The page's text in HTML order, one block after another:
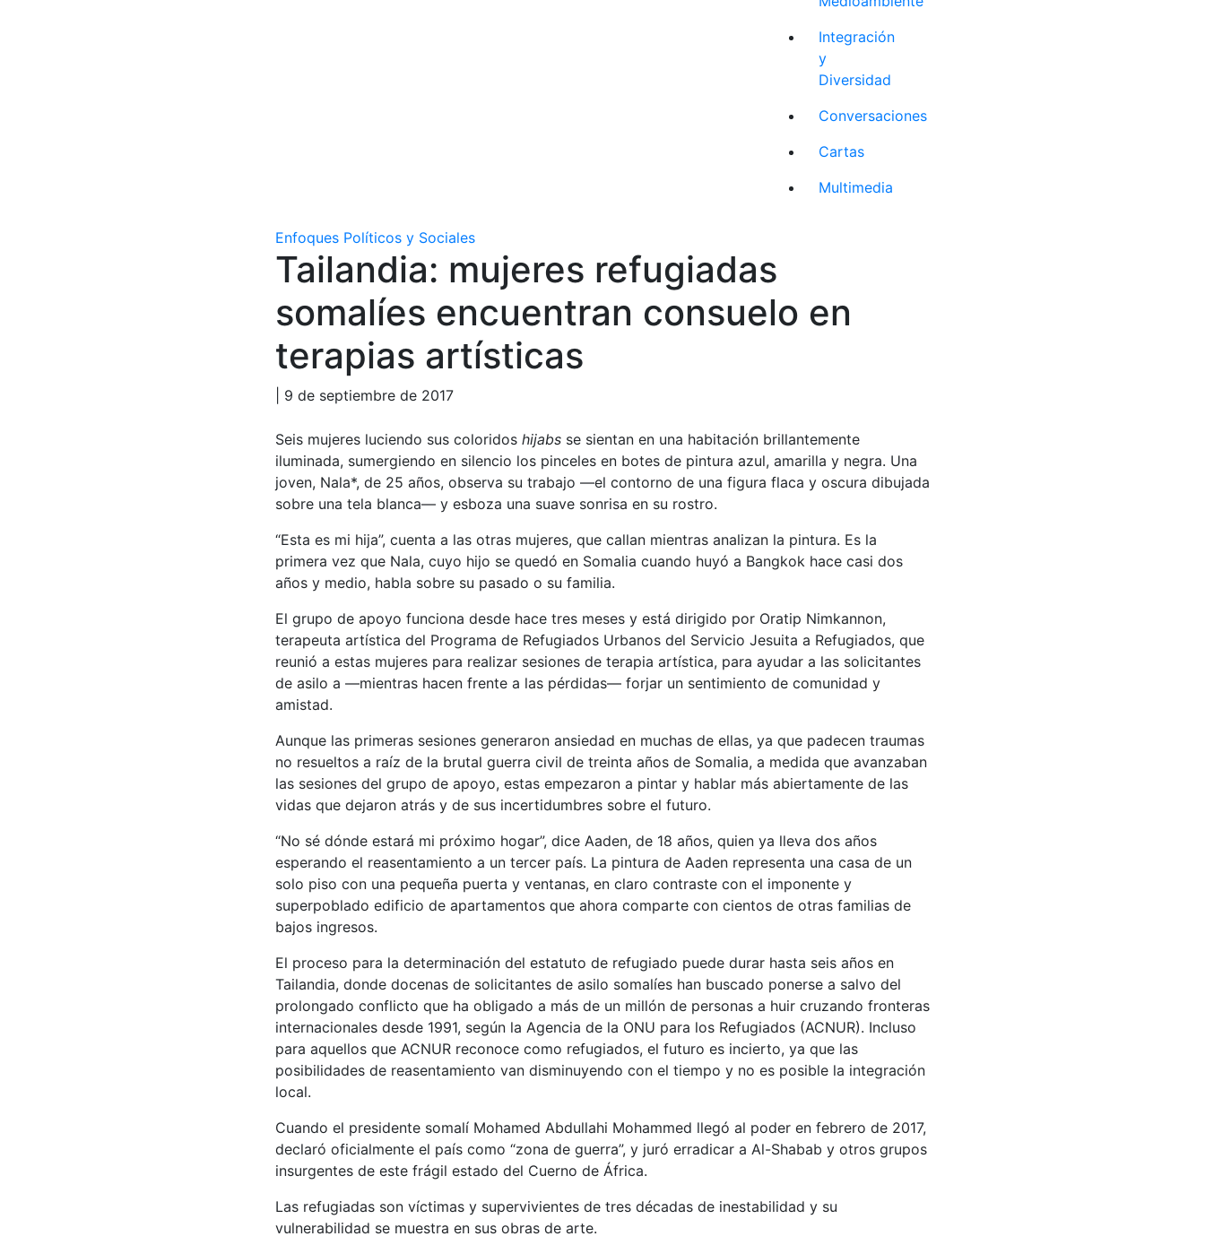
Integración
y
Diversidad
Conversaciones
Cartas
Multimedia
Enfoques Políticos y Sociales
Tailandia: mujeres refugiadas
somalíes encuentran consuelo en
terapias artísticas
| 9 de septiembre de 2017
Seis mujeres luciendo sus coloridos hijabs se sientan en una habitación brillantemente
iluminada, sumergiendo en silencio los pinceles en botes de pintura azul, amarilla y negra. Una
joven, Nala*, de 25 años, observa su trabajo —el contorno de una figura flaca y oscura dibujada
sobre una tela blanca— y esboza una suave sonrisa en su rostro.
“Esta es mi hija”, cuenta a las otras mujeres, que callan mientras analizan la pintura. Es la
primera vez que Nala, cuyo hijo se quedó en Somalia cuando huyó a Bangkok hace casi dos
años y medio, habla sobre su pasado o su familia.
El grupo de apoyo funciona desde hace tres meses y está dirigido por Oratip Nimkannon,
terapeuta artística del Programa de Refugiados Urbanos del Servicio Jesuita a Refugiados, que
reunió a estas mujeres para realizar sesiones de terapia artística, para ayudar a las solicitantes
de asilo a —mientras hacen frente a las pérdidas— forjar un sentimiento de comunidad y
amistad.
Aunque las primeras sesiones generaron ansiedad en muchas de ellas, ya que padecen traumas
no resueltos a raíz de la brutal guerra civil de treinta años de Somalia, a medida que avanzaban
las sesiones del grupo de apoyo, estas empezaron a pintar y hablar más abiertamente de las
vidas que dejaron atrás y de sus incertidumbres sobre el futuro.
“No sé dónde estará mi próximo hogar”, dice Aaden, de 18 años, quien ya lleva dos años
esperando el reasentamiento a un tercer país. La pintura de Aaden representa una casa de un
solo piso con una pequeña puerta y ventanas, en claro contraste con el imponente y
superpoblado edificio de apartamentos que ahora comparte con cientos de otras familias de
bajos ingresos.
El proceso para la determinación del estatuto de refugiado puede durar hasta seis años en
Tailandia, donde docenas de solicitantes de asilo somalíes han buscado ponerse a salvo del
prolongado conflicto que ha obligado a más de un millón de personas a huir cruzando fronteras
internacionales desde 1991, según la Agencia de la ONU para los Refugiados (ACNUR). Incluso
para aquellos que ACNUR reconoce como refugiados, el futuro es incierto, ya que las
posibilidades de reasentamiento van disminuyendo con el tiempo y no es posible la integración
local.
Cuando el presidente somalí Mohamed Abdullahi Mohammed llegó al poder en febrero de 2017,
declaró oficialmente el país como “zona de guerra”, y juró erradicar a Al-Shabab y otros grupos
insurgentes de este frágil estado del Cuerno de África.
Las refugiadas son víctimas y supervivientes de tres décadas de inestabilidad y su
vulnerabilidad se muestra en sus obras de arte.